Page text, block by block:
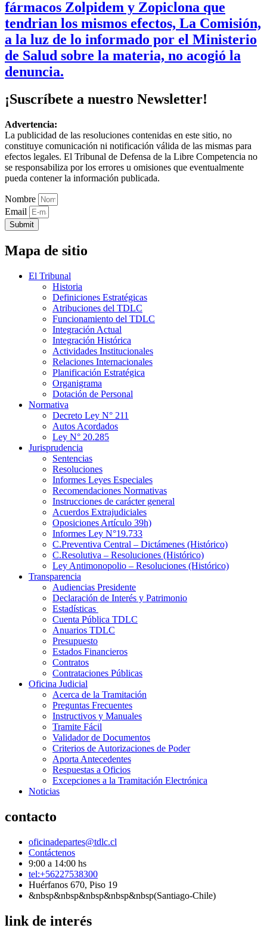
fármacos Zolpidem y Zopiclona que
tendrian los mismos efectos, La Comisión,
a la luz de lo informado por el Ministerio
de Salud sobre la materia, no acogió la
denuncia.
¡Suscríbete a nuestro Newsletter!
Advertencia:
La publicidad de las resoluciones contenidas en este sitio, no
constituye comunicación ni notificación válida de las mismas para
efectos legales. El Tribunal de Defensa de la Libre Competencia no
se responsabiliza por los errores u omisiones que eventualmente
pueda contener la información publicada.
Nombre
Email
Submit
Mapa de sitio
El Tribunal
Historia
Definiciones Estratégicas
Atribuciones del TDLC
Funcionamiento del TDLC
Integración Actual
Integración Histórica
Actividades Institucionales
Relaciones Internacionales
Planificación Estratégica
Organigrama
Dotación de Personal
Normativa
Decreto Ley N° 211
Autos Acordados
Ley N° 20.285
Jurisprudencia
Sentencias
Resoluciones
Informes Leyes Especiales
Recomendaciones Normativas
Instrucciones de carácter general
Acuerdos Extrajudiciales
Oposiciones Artículo 39h)
Informes Ley N°19.733
C.Preventiva Central – Dictámenes (Histórico)
C.Resolutiva – Resoluciones (Histórico)
Ley Antimonopolio – Resoluciones (Histórico)
Transparencia
Audiencias Presidente
Declaración de Interés y Patrimonio
Estadísticas
Cuenta Pública TDLC
Anuarios TDLC
Presupuesto
Estados Financieros
Contratos
Contrataciones Públicas
Oficina Judicial
Acerca de la Tramitación
Preguntas Frecuentes
Instructivos y Manuales
Tramite Fácil
Validador de Documentos
Criterios de Autorizaciones de Poder
Aporta Antecedentes
Respuestas a Oficios
Excepciones a la Tramitación Electrónica
Noticias
contacto
oficinadepartes@tdlc.cl
Contáctenos
9:00 a 14:00 hs
tel:+56227538300
Huérfanos 670, Piso 19
&nbsp&nbsp&nbsp&nbsp&nbsp(Santiago-Chile)
link de interés